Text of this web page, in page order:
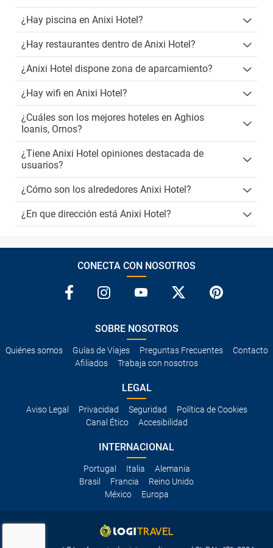
¿Hay piscina en Anixi Hotel?
¿Hay restaurantes dentro de Anixi Hotel?
¿Anixi Hotel dispone zona de aparcamiento?
¿Hay wifi en Anixi Hotel?
¿Cuáles son los mejores hoteles en Aghios
Ioanis, Ornos?
¿Tiene Anixi Hotel opiniones destacada de
usuarios?
¿Cómo son los alrededores Anixi Hotel?
¿En que dirección está Anixi Hotel?
CONECTA CON NOSOTROS
SOBRE NOSOTROS
Quiénes somos Guías de Viajes Preguntas Frecuentes
Contacto
Afiliados
Trabaja con nosotros
LEGAL
Aviso Legal Privacidad Seguridad
Política de Cookies
Canal Ético
Accesibilidad
INTERNACIONAL
Portugal Italia
Alemania
Brasil
Francia
Reino Unido
México
Europa